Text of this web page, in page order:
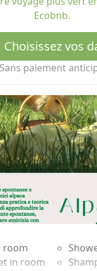
pour la
Ecobnb.
Choisissez vos
Sans paiement
room
in room